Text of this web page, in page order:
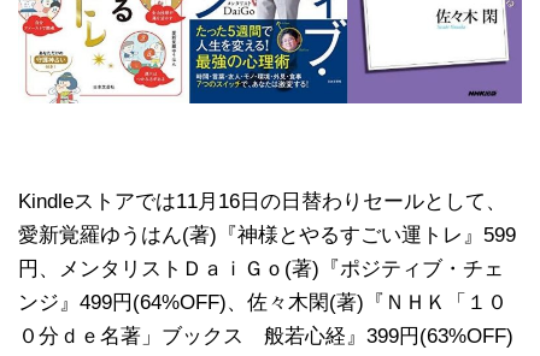
Kindleストアでは11月16日の日替わりセールとして、
愛新覚羅ゆうはん(著)『神様とやるすごい運トレ』599
円、メンタリストＤａｉＧｏ(著)『ポジティブ・チェ
ンジ』499円(64%OFF)、佐々木閑(著)『ＮＨＫ「１０
０分ｄｅ名著」ブックス 般若心経』399円(63%OFF)